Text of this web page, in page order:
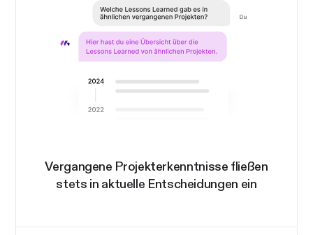
Vergangene Projekterkenntnisse fließen
stets in aktuelle Entscheidungen ein